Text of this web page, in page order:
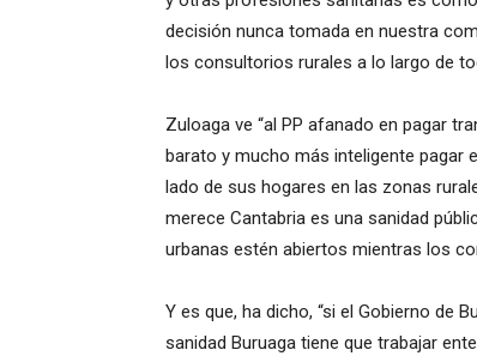
decisión nunca tomada en nuestra
los consultorios rurales a lo largo de
Zuloaga ve “al PP afanado en pagar
barato y mucho más inteligente pagar
lado de sus hogares en las zonas
merece Cantabria es una sanidad
urbanas estén abiertos mientras los
Y es que, ha dicho, “si el Gobierno de
sanidad Buruaga tiene que trabajar